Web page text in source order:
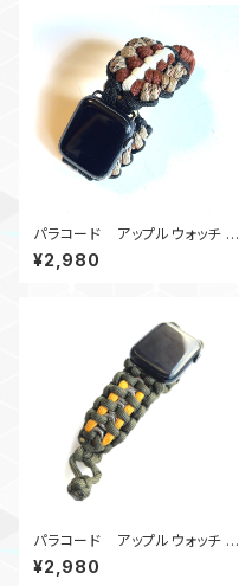
パラコード アップルウォッチ バ
ンド44_kahuku_BBrWDc
¥2,980
パラコード アップルウォッチ バ
ンド44_ナット10_MM_OdG A
pple Watch
¥2,980